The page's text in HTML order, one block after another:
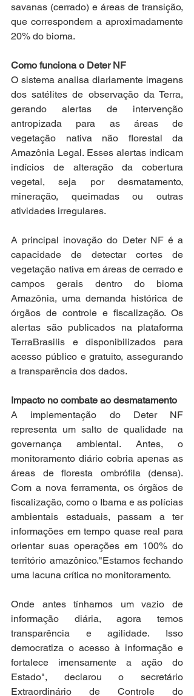
savanas (cerrado) e áreas de transição,
que correspondem a aproximadamente
20% do bioma.
Como funciona o Deter NF
O sistema analisa diariamente imagens
dos satélites de observação da Terra,
gerando alertas de intervenção
antropizada para as áreas de
vegetação nativa não florestal da
Amazônia Legal. Esses alertas indicam
indícios de alteração da cobertura
vegetal, seja por desmatamento,
mineração, queimadas ou outras
atividades irregulares.
A principal inovação do Deter NF é a
capacidade de detectar cortes de
vegetação nativa em áreas de cerrado e
campos gerais dentro do bioma
Amazônia, uma demanda histórica de
órgãos de controle e fiscalização. Os
alertas são publicados na plataforma
TerraBrasilis e disponibilizados para
acesso público e gratuito, assegurando
a transparência dos dados.
Impacto no combate ao desmatamento
A implementação do Deter NF
representa um salto de qualidade na
governança ambiental. Antes, o
monitoramento diário cobria apenas as
áreas de floresta ombrófila (densa).
Com a nova ferramenta, os órgãos de
fiscalização, como o Ibama e as polícias
ambientais estaduais, passam a ter
informações em tempo quase real para
orientar suas operações em 100% do
território amazônico."Estamos fechando
uma lacuna crítica no monitoramento.
Onde antes tínhamos um vazio de
informação diária, agora temos
transparência e agilidade. Isso
democratiza o acesso à informação e
fortalece imensamente a ação do
Estado", declarou o secretário
Extraordinário de Controle do